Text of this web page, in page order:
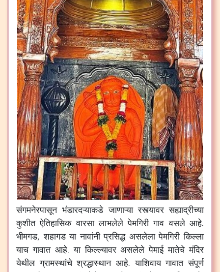
संगमनेरपासून भंडारदऱ्याकडे जाणाऱ्या रस्त्यावर सह्याद्रीच्या
कुशीत ऐतिहासिक वारसा लाभलेले पेमगिरी गाव वसले आहे.
भीमगड,शहागड या नावांनी प्रसिद्ध असलेला पेमगिरी किल्ला
याच गावात आहे.या किल्ल्यावर असलेले पेमाई मातेचे मंदिर
येथील ग्रामस्थांचे श्रद्धास्थान आहे.याशिवाय गावात संपूर्ण